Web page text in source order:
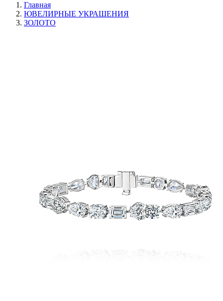
Главная
ЮВЕЛИРНЫЕ УКРАШЕНИЯ
ЗОЛОТО